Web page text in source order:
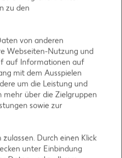
zu den
von anderen
Webseiten-Nutzung und
auf Informationen auf
mit dem Ausspielen
um die Leistung und
mehr über die Zielgruppen
sowie zur
Durch einen Klick
unter Einbindung